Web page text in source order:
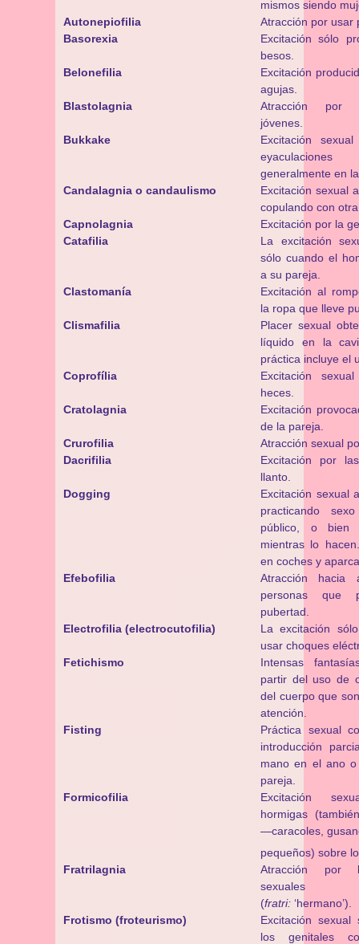
mismos siendo
Autonepiofilia
Atracción por usar
Basorexia
Excitación sólo
besos.
Belonefilia
Excitación
agujas.
Blastolagnia
Atracción por
jóvenes.
Bukkake
Excitación
generalmente en
Candalagnia o candaulismo
Excitación sexual
copulando con
Capnolagnia
Excitación por la
Catafilia
La excitación
sólo cuando el
a su pareja.
Clastomanía
Excitación al
la ropa que lleve
Clismafilia
Placer sexual
líquido en la
práctica incluye el
Coprofília
Excitación
heces.
Cratolagnia
Excitación
de la pareja.
Crurofilia
Atracción sexual
Dacrifilia
Excitación por
llanto.
Dogging
Excitación sexual
practicando
público, o bien
mientras lo
en coches y
Efebofilia
Atracción hacia
personas que
pubertad.
Electrofilia (electrocutofilia)
La excitación
usar choques
Fetichismo
Intensas
partir del uso de
del cuerpo que
atención.
Fisting
Práctica sexual
introducción
mano en el ano
pareja.
Formicofilia
Excitación
hormigas
—caracoles,
pequeños) sobre
Fratrilagnia
Atracción por
sexuales
(fratri: ‘hermano’).
Frotismo (froteurismo)
Excitación
los genitales